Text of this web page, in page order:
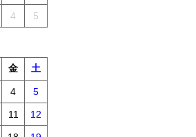
4 5
金 土
4 5
11 12